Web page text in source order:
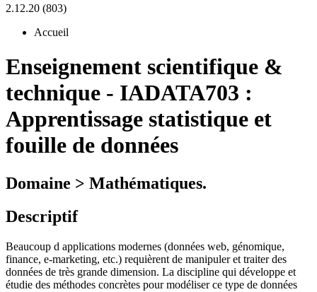
2.12.20 (803)
Accueil
Enseignement scientifique &
technique - IADATA703 :
Apprentissage statistique et
fouille de données
Domaine > Mathématiques.
Descriptif
Beaucoup d applications modernes (données web, génomique,
finance, e-marketing, etc.) requièrent de manipuler et traiter des
données de très grande dimension. La discipline qui développe et
étudie des méthodes concrètes pour modéliser ce type de données